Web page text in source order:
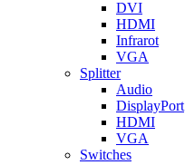
DVI
HDMI
Infrarot
VGA
Splitter
Audio
DisplayPort
HDMI
VGA
Switches